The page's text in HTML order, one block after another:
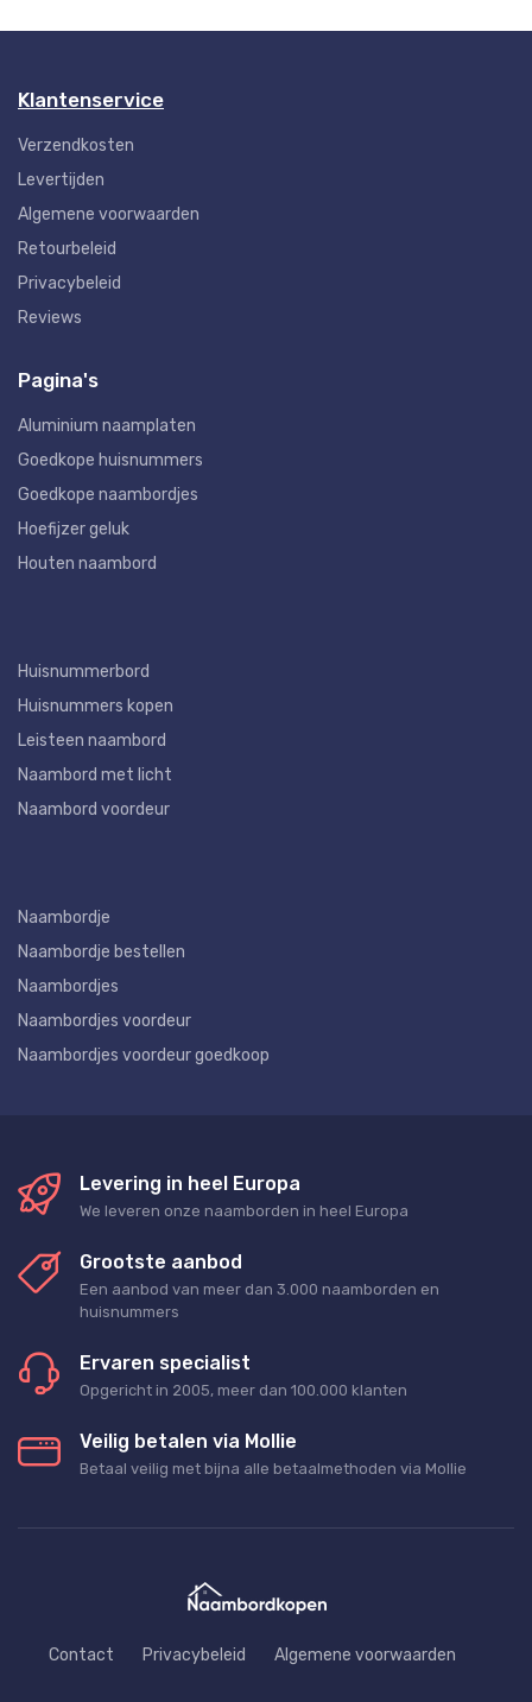
Klantenservice
Verzendkosten
Levertijden
Algemene voorwaarden
Retourbeleid
Privacybeleid
Reviews
Pagina's
Aluminium naamplaten
Goedkope huisnummers
Goedkope naambordjes
Hoefijzer geluk
Houten naambord
Huisnummerbord
Huisnummers kopen
Leisteen naambord
Naambord met licht
Naambord voordeur
Naambordje
Naambordje bestellen
Naambordjes
Naambordjes voordeur
Naambordjes voordeur goedkoop
Levering in heel Europa
We leveren onze naamborden in heel Europa
Grootste aanbod
Een aanbod van meer dan 3.000 naamborden en
huisnummers
Ervaren specialist
Opgericht in 2005, meer dan 100.000 klanten
Veilig betalen via Mollie
Betaal veilig met bijna alle betaalmethoden via Mollie
Contact Privacybeleid Algemene voorwaarden